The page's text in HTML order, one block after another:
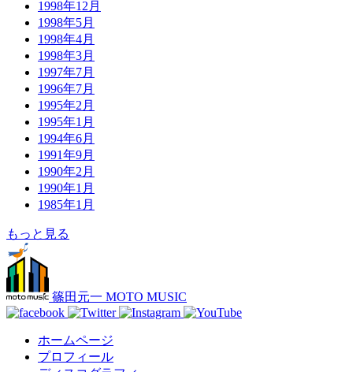
1998年12月
1998年5月
1998年4月
1998年3月
1997年7月
1996年7月
1995年2月
1995年1月
1994年6月
1991年9月
1990年2月
1990年1月
1985年1月
もっと見る
篠田元一 MOTO MUSIC
ホームページ
プロフィール